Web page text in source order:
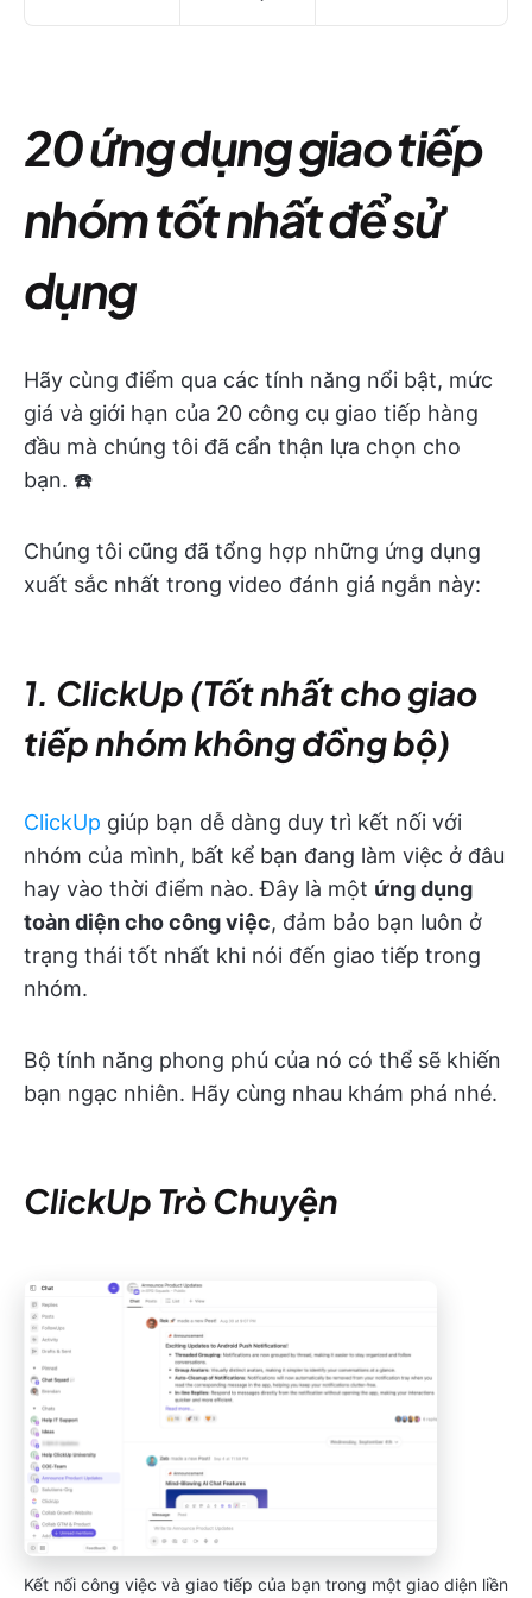
20 ứng dụng giao tiếp
nhóm tốt nhất để sử
dụng
Hãy cùng điểm qua các tính năng nổi bật, mức
giá và giới hạn của 20 công cụ giao tiếp hàng
đầu mà chúng tôi đã cẩn thận lựa chọn cho
bạn. ☎️
Chúng tôi cũng đã tổng hợp những ứng dụng
xuất sắc nhất trong video đánh giá ngắn này:
1. ClickUp (Tốt nhất cho giao
tiếp nhóm không đồng bộ)
ClickUp giúp bạn dễ dàng duy trì kết nối với
nhóm của mình, bất kể bạn đang làm việc ở đâu
hay vào thời điểm nào. Đây là một ứng dụng
toàn diện cho công việc, đảm bảo bạn luôn ở
trạng thái tốt nhất khi nói đến giao tiếp trong
nhóm.
Bộ tính năng phong phú của nó có thể sẽ khiến
bạn ngạc nhiên. Hãy cùng nhau khám phá nhé.
ClickUp Trò Chuyện
Kết nối công việc và giao tiếp của bạn trong một giao diện liền